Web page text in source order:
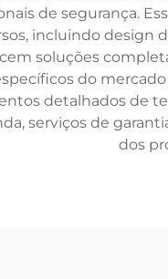
de segurança.
incluindo design
soluções
do
detalhados de
serviços de
dos